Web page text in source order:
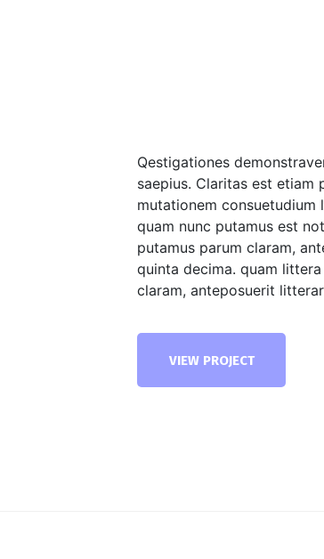
Qestigationes
saepius. Claritas est etiam
mutationem
quam nunc putamus est
putamus parum claram,
quinta decima. quam
claram, anteposuerit
VIEW PROJECT